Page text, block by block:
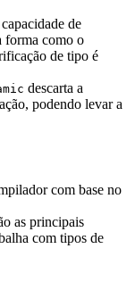
de
forma como o
de tipo é
descarta a
podendo levar a
com base no
as principais
com tipos de